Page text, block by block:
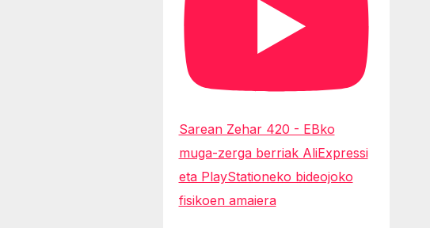
Sarean Zehar 420 - EBko
muga-zerga berriak AliExpressi
eta PlayStationeko bideojoko
fisikoen amaiera